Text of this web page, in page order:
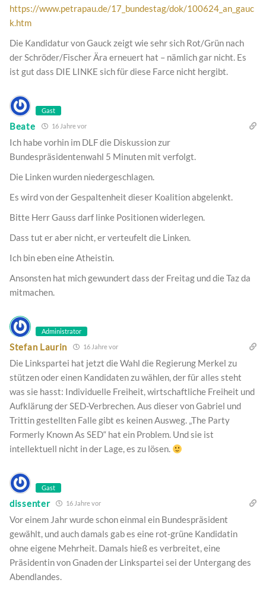
https://www.petrapau.de/17_bundestag/dok/100624_an_gauc
k.htm
Die Kandidatur von Gauck zeigt wie sehr sich Rot/Grün nach
der Schröder/Fischer Ära erneuert hat – nämlich gar nicht. Es
ist gut dass DIE LINKE sich für diese Farce nicht hergibt.
Gast
Beate 16 Jahre vor
Ich habe vorhin im DLF die Diskussion zur
Bundespräsidentenwahl 5 Minuten mit verfolgt.
Die Linken wurden niedergeschlagen.
Es wird von der Gespaltenheit dieser Koalition abgelenkt.
Bitte Herr Gauss darf linke Positionen widerlegen.
Dass tut er aber nicht, er verteufelt die Linken.
Ich bin eben eine Atheistin.
Ansonsten hat mich gewundert dass der Freitag und die Taz da
mitmachen.
Administrator
Stefan Laurin 16 Jahre vor
Die Linkspartei hat jetzt die Wahl die Regierung Merkel zu
stützen oder einen Kandidaten zu wählen, der für alles steht
was sie hasst: Individuelle Freiheit, wirtschaftliche Freiheit und
Aufklärung der SED-Verbrechen. Aus dieser von Gabriel und
Trittin gestellten Falle gibt es keinen Ausweg. „The Party
Formerly Known As SED“ hat ein Problem. Und sie ist
intellektuell nicht in der Lage, es zu lösen.
Gast
dissenter 16 Jahre vor
Vor einem Jahr wurde schon einmal ein Bundespräsident
gewählt, und auch damals gab es eine rot-grüne Kandidatin
ohne eigene Mehrheit. Damals hieß es verbreitet, eine
Präsidentin von Gnaden der Linkspartei sei der Untergang des
Abendlandes.